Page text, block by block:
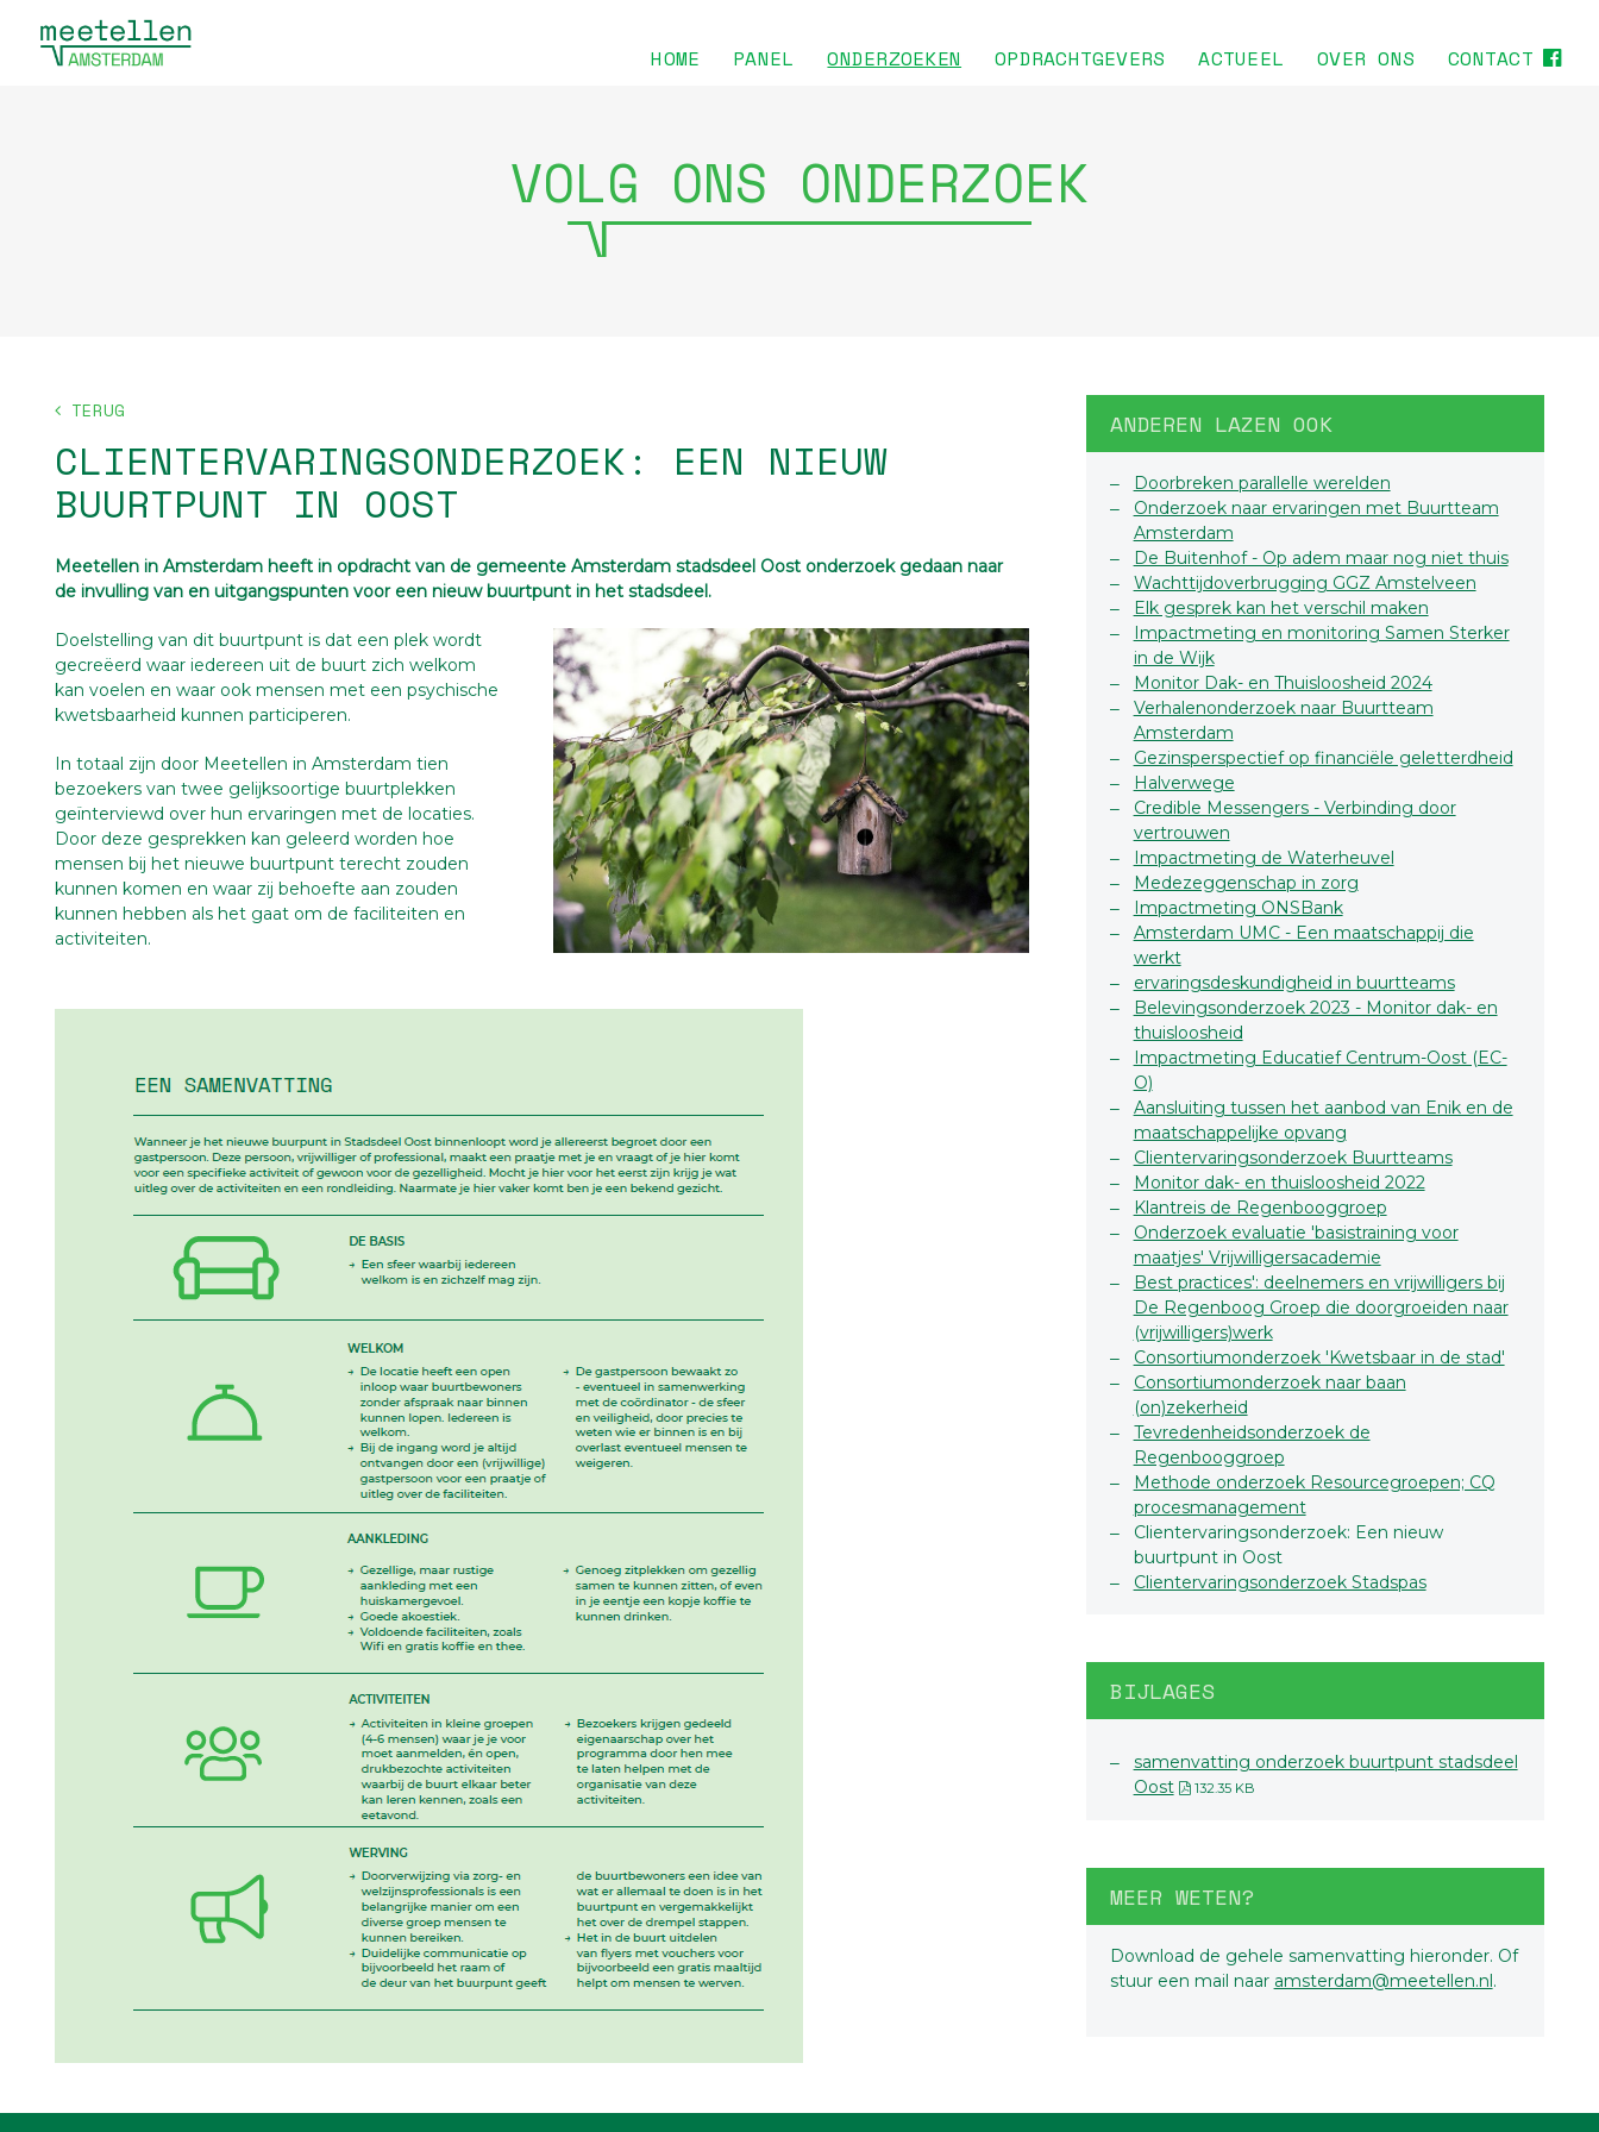
HOME PANEL ONDERZOEKEN OPDRACHTGEVERS ACTUEEL OVER ONS CONTACT
VOLG ONS ONDERZOEK
TERUG
CLIENTERVARINGSONDERZOEK: EEN NIEUW
BUURTPUNT IN OOST
Meetellen in Amsterdam heeft in opdracht van de gemeente Amsterdam stadsdeel Oost onderzoek gedaan naar
de invulling van en uitgangspunten voor een nieuw buurtpunt in het stadsdeel.
Doelstelling van dit buurtpunt is dat een plek wordt
gecreëerd waar iedereen uit de buurt zich welkom
kan voelen en waar ook mensen met een psychische
kwetsbaarheid kunnen participeren.
In totaal zijn door Meetellen in Amsterdam tien
bezoekers van twee gelijksoortige buurtplekken
geïnterviewd over hun ervaringen met de locaties.
Door deze gesprekken kan geleerd worden hoe
mensen bij het nieuwe buurtpunt terecht zouden
kunnen komen en waar zij behoefte aan zouden
kunnen hebben als het gaat om de faciliteiten en
activiteiten.
ANDEREN LAZEN OOK
Doorbreken parallelle werelden
Onderzoek naar ervaringen met Buurtteam
Amsterdam
De Buitenhof - Op adem maar nog niet thuis
Wachttijdoverbrugging GGZ Amstelveen
Elk gesprek kan het verschil maken
Impactmeting en monitoring Samen Sterker
in de Wijk
Monitor Dak- en Thuisloosheid 2024
Verhalenonderzoek naar Buurtteam
Amsterdam
Gezinsperspectief op financiële geletterdheid
Halverwege
Credible Messengers - Verbinding door
vertrouwen
Impactmeting de Waterheuvel
Medezeggenschap in zorg
Impactmeting ONSBank
Amsterdam UMC - Een maatschappij die
werkt
ervaringsdeskundigheid in buurtteams
Belevingsonderzoek 2023 - Monitor dak- en
thuisloosheid
Impactmeting Educatief Centrum-Oost (EC-
O)
Aansluiting tussen het aanbod van Enik en de
maatschappelijke opvang
Clientervaringsonderzoek Buurtteams
Monitor dak- en thuisloosheid 2022
Klantreis de Regenbooggroep
Onderzoek evaluatie 'basistraining voor
maatjes' Vrijwilligersacademie
Best practices': deelnemers en vrijwilligers bij
De Regenboog Groep die doorgroeiden naar
(vrijwilligers)werk
Consortiumonderzoek 'Kwetsbaar in de stad'
Consortiumonderzoek naar baan
(on)zekerheid
Tevredenheidsonderzoek de
Regenbooggroep
Methode onderzoek Resourcegroepen; CQ
procesmanagement
Clientervaringsonderzoek: Een nieuw
buurtpunt in Oost
Clientervaringsonderzoek Stadspas
BIJLAGES
samenvatting onderzoek buurtpunt stadsdeel
Oost
132.35 KB
MEER WETEN?
Download de gehele samenvatting hieronder. Of
stuur een mail naar amsterdam@meetellen.nl .